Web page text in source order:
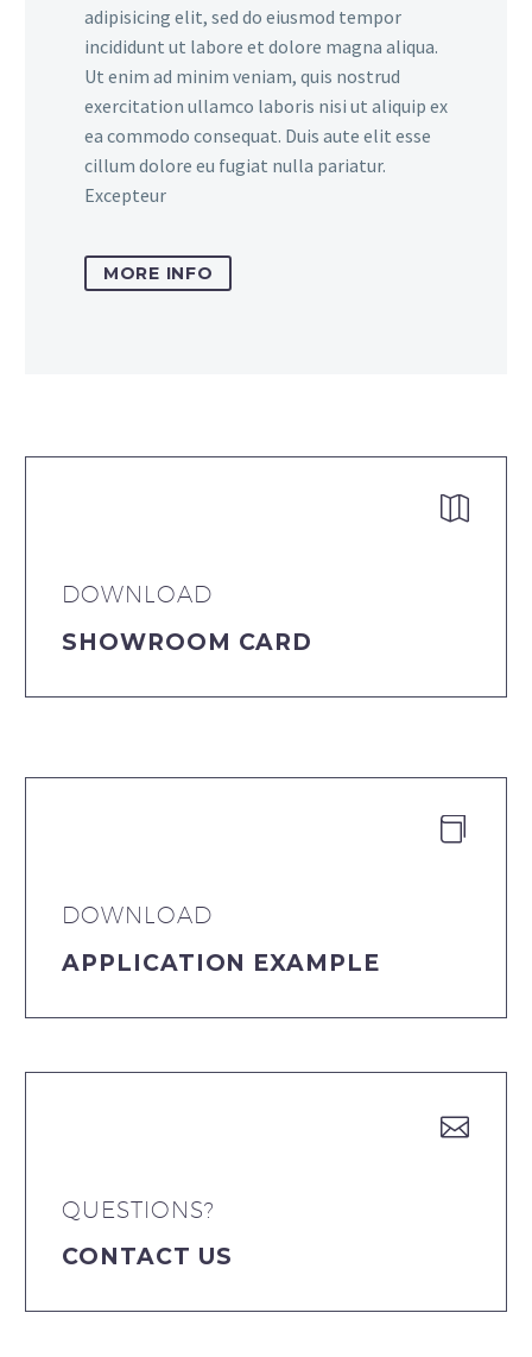
adipisicing elit, sed do eiusmod tempor
incididunt ut labore et dolore magna aliqua.
Ut enim ad minim veniam, quis nostrud
exercitation ullamco laboris nisi ut aliquip ex
ea commodo consequat. Duis aute elit esse
cillum dolore eu fugiat nulla pariatur.
Excepteur
MORE INFO


DOWNLOAD
SHOWROOM CARD


DOWNLOAD
APPLICATION EXAMPLE


QUESTIONS?
CONTACT US